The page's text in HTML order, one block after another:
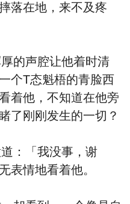
落在地，来不及疼
的声腔让他着时清
个T态魁梧的青脸西
着他，不知道在他旁
了刚刚发生的一切？
：「我没事，谢
表情地看着他。